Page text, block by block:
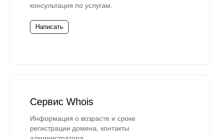
консультация по услугам.
Написать
Сервис Whois
Информация о возрасте и сроке
регистрации домена, контакты